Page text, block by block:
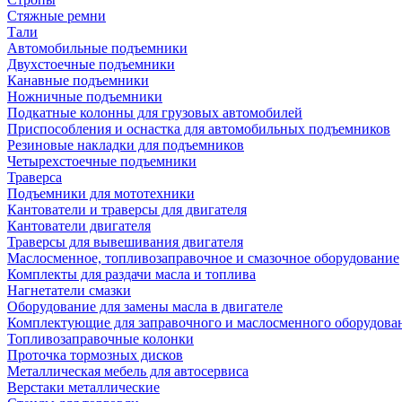
Стяжные ремни
Тали
Автомобильные подъемники
Двухстоечные подъемники
Канавные подъемники
Ножничные подъемники
Подкатные колонны для грузовых автомобилей
Приспособления и оснастка для автомобильных подъемников
Резиновые накладки для подъемников
Четырехстоечные подъемники
Траверса
Подъемники для мототехники
Кантователи и траверсы для двигателя
Кантователи двигателя
Траверсы для вывешивания двигателя
Маслосменное, топливозаправочное и смазочное оборудование
Комплекты для раздачи масла и топлива
Нагнетатели смазки
Оборудование для замены масла в двигателе
Комплектующие для заправочного и маслосменного
Топливозаправочные колонки
Проточка тормозных дисков
Металлическая мебель для автосервиса
Верстаки металлические